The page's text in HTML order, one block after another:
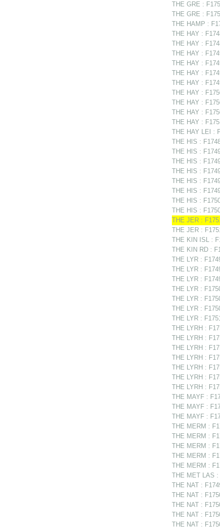
THE GRE :
THE GRE :
THE HAMP :
THE HAY :
THE HAY :
THE HAY :
THE HAY :
THE HAY :
THE HAY :
THE HAY :
THE HAY :
THE HAY :
THE HAY :
THE HAY LEI :
THE HIS :
THE HIS :
THE HIS :
THE HIS :
THE HIS :
THE HIS :
THE HIS :
THE HIS :
THE JER :
THE JER :
THE KIN ISL :
THE KIN RD :
THE LYR :
THE LYR :
THE LYR :
THE LYR :
THE LYR :
THE LYR :
THE LYR :
THE LYRH :
THE LYRH :
THE LYRH :
THE LYRH :
THE LYRH :
THE LYRH :
THE LYRH :
THE MAYF :
THE MAYF :
THE MAYF :
THE MERM :
THE MERM :
THE MERM :
THE MERM :
THE MERM :
THE MET LAS :
THE NAT :
THE NAT :
THE NAT :
THE NAT :
THE NAT :